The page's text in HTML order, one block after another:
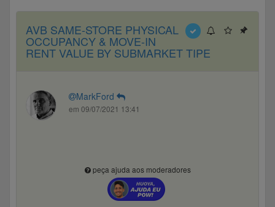
AVB SAME-STORE PHYSICAL
OCCUPANCY & MOVE-IN
RENT VALUE BY SUBMARKET TIPE
MarkFord
em 09/07/2021 13:41
peça ajuda aos moderadores